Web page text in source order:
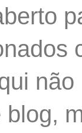
blog,